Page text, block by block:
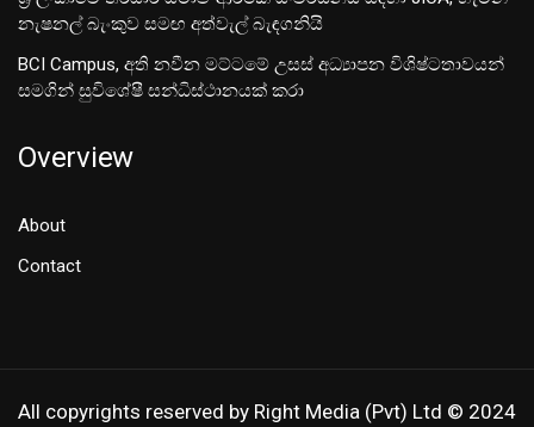
නැෂනල් බැංකුව සමඟ අත්වැල් බැඳගනියි
BCI Campus, අති නවීන මට්ටමේ උසස් අධ්‍යාපන විශිෂ්ටතාවයන්
සමගින් සුවිශේෂී සන්ධිස්ථානයක් කරා
Overview
About
Contact
All copyrights reserved by Right Media (Pvt) Ltd © 2024